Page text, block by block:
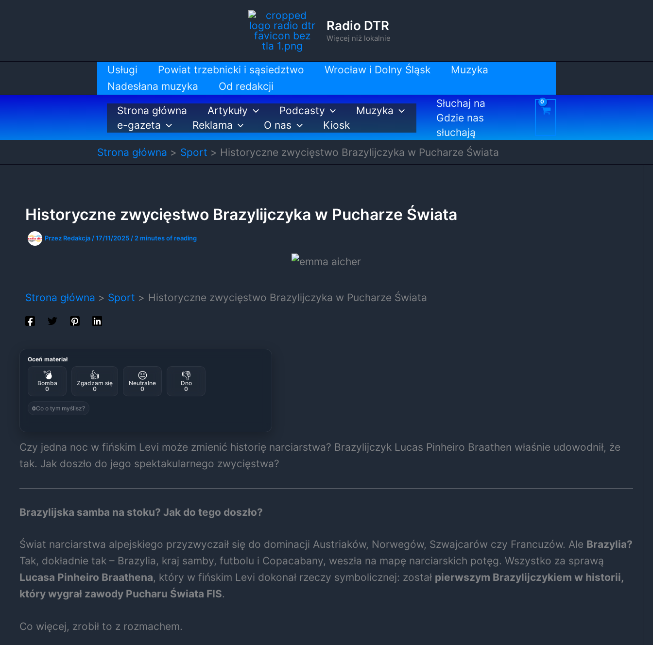
Radio DTR
Więcej niż lokalnie
Usługi Powiat trzebnicki i sąsiedztwo Wrocław i Dolny Śląsk
Muzyka
Nadesłana muzyka
Od redakcji
Strona główna
Artykuły Podcasty
Muzyka
e-gazeta
Reklama O nas Kiosk
Słuchaj na
Gdzie nas
słuchają
Strona główna
Sport Historyczne zwycięstwo Brazylijczyka w Pucharze Świata
Historyczne zwycięstwo Brazylijczyka w Pucharze Świata
Przez Redakcja /17/11/2025 / 2 minutes of reading
Strona główna Sport Historyczne zwycięstwo Brazylijczyka w Pucharze Świata
Oceń materiał
💣
Bomba
0
👍
Zgadzam się
0
😐
Neutralne
0
👎
Dno
0
0Co o tym myślisz?
Czy jedna noc w fińskim Levi może zmienić historię narciarstwa? Brazylijczyk Lucas Pinheiro Braathen właśnie udowodnił, że
tak. Jak doszło do jego spektakularnego zwycięstwa?
Brazylijska samba na stoku? Jak do tego doszło?
Świat narciarstwa alpejskiego przyzwyczaił się do dominacji Austriaków, Norwegów, Szwajcarów czy Francuzów. Ale Brazylia?
Tak, dokładnie tak – Brazylia, kraj samby, futbolu i Copacabany, weszła na mapę narciarskich potęg. Wszystko za sprawą
Lucasa Pinheiro Braathena, który w fińskim Levi dokonał rzeczy symbolicznej: został pierwszym Brazylijczykiem w historii,
który wygrał zawody Pucharu Świata FIS.
Co więcej, zrobił to z rozmachem.